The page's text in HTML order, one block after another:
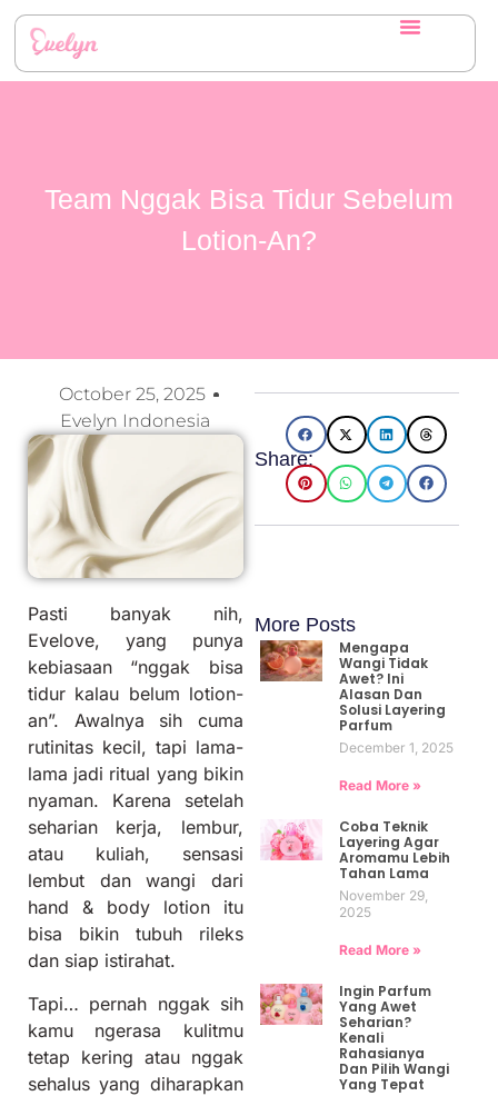
Team Nggak Bisa Tidur Sebelum
Lotion-An?
October 25, 2025
Evelyn Indonesia
Pasti banyak nih,
Evelove, yang punya
kebiasaan “nggak bisa
tidur kalau belum lotion-
an”. Awalnya sih cuma
rutinitas kecil, tapi lama-
lama jadi ritual yang bikin
nyaman. Karena setelah
seharian kerja, lembur,
atau kuliah, sensasi
lembut dan wangi dari
hand & body lotion itu
bisa bikin tubuh rileks
dan siap istirahat.
Tapi… pernah nggak sih
kamu ngerasa kulitmu
tetap kering atau nggak
sehalus yang diharapkan
Share:
More Posts
Mengapa
Wangi Tidak
Awet? Ini
Alasan Dan
Solusi Layering
Parfum
December 1, 2025
Read More »
Coba Teknik
Layering Agar
Aromamu Lebih
Tahan Lama
November 29,
2025
Read More »
Ingin Parfum
Yang Awet
Seharian?
Kenali
Rahasianya
Dan Pilih Wangi
Yang Tepat